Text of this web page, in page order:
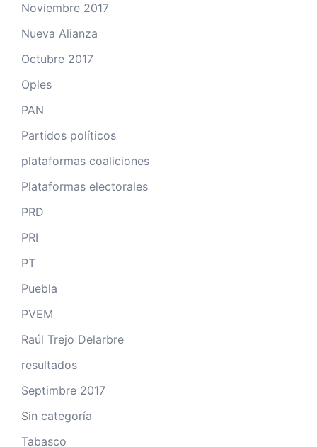
Noviembre 2017
Nueva Alianza
Octubre 2017
Oples
PAN
Partidos políticos
plataformas coaliciones
Plataformas electorales
PRD
PRI
PT
Puebla
PVEM
Raúl Trejo Delarbre
resultados
Septimbre 2017
Sin categoría
Tabasco